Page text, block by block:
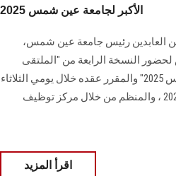
الأكبر لجامعة عين شمس 2025
العابدين رئيس جامعة عين شمس،
النسخة الرابعة من "الملتقى
التوظيفي الأكبر لجامعة عين شمس 2025" والمقرر عقده خلال يومي الثلاثاء
والأربعاء الموافق 25 و 26 فبراير 2025 ، والمنظم من خلال مركز توظيف
اقرأ المزيد